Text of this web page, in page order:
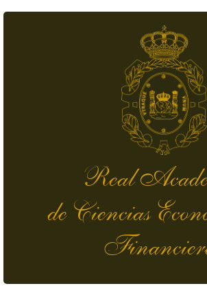
Real
de Ciencias